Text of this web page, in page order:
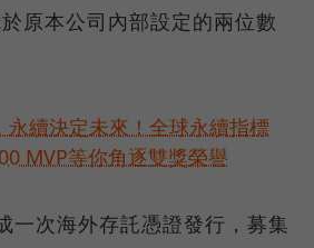
原本公司內部設定的兩位數
永續決定未來！全球永續指標
MVP等你角逐雙獎榮譽
一次海外存託憑證發行，募集